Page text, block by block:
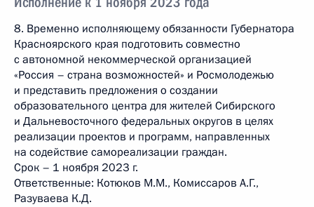
8. Временно исполняющему обязанности Губернатора
Красноярского края подготовить совместно
с автономной некоммерческой организацией
«Россия – страна возможностей» и Росмолодежью
и представить предложения о создании
образовательного центра для жителей Сибирского
и Дальневосточного федеральных округов в целях
реализации проектов и программ, направленных
на содействие самореализации граждан.
Срок – 1 ноября 2023 г.
Ответственные: Котюков М.М., Комиссаров А.Г.,
Разуваева К.Д.